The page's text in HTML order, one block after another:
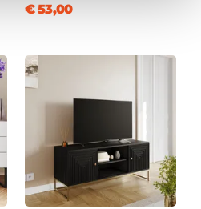
€ 53,00